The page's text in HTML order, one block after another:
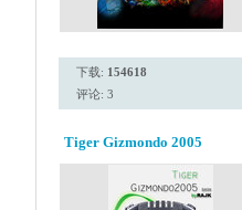
下载: 154618
评论: 3
Tiger Gizmondo 2005